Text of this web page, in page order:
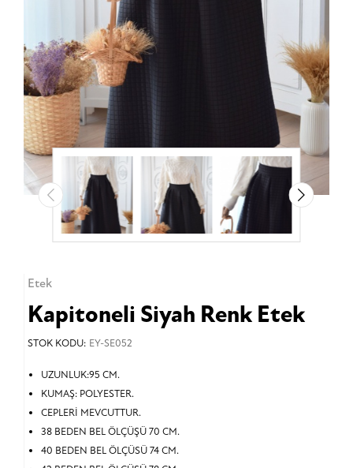
Etek
Kapitoneli Siyah Renk Etek
STOK KODU: EY-SE052
UZUNLUK:95 CM.
KUMAŞ: POLYESTER.
CEPLERİ MEVCUTTUR.
38 BEDEN BEL ÖLÇÜŞÜ 70 CM.
40 BEDEN BEL ÖLÇÜSÜ 74 CM.